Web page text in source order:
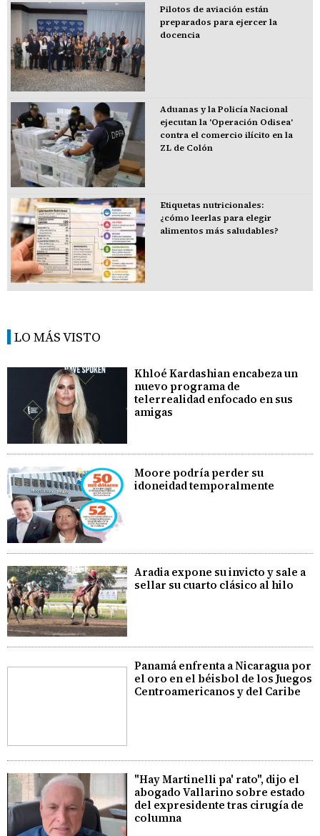
Pilotos de aviación están
preparados para ejercer la
docencia
Aduanas y la Policía Nacional
ejecutan la 'Operación Odisea'
contra el comercio ilícito en la
ZL de Colón
Etiquetas nutricionales:
¿cómo leerlas para elegir
alimentos más saludables?
LO MÁS VISTO
Khloé Kardashian encabeza un
nuevo programa de
telerrealidad enfocado en sus
amigas
Moore podría perder su
idoneidad temporalmente
Aradia expone su invicto y sale a
sellar su cuarto clásico al hilo
Panamá enfrenta a Nicaragua por
el oro en el béisbol de los Juegos
Centroamericanos y del Caribe
"Hay Martinelli pa' rato", dijo el
abogado Vallarino sobre estado
del expresidente tras cirugía de
columna